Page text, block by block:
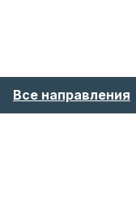
Все направления